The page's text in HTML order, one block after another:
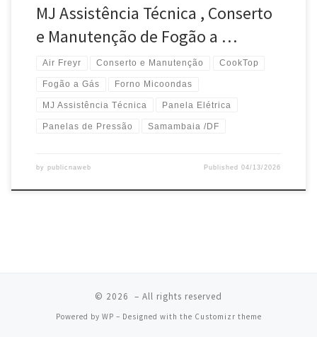
MJ Assistência Técnica , Conserto
e Manutenção de Fogão a …
Air Freyr Conserto e Manutenção CookTop
Fogão a Gás Forno Micoondas
MJ Assistência Técnica Panela Elétrica
Panelas de Pressão Samambaia /DF
by publicnaweb Published04/13/2026
© 2026 – All rights reserved
Powered by WP – Designed with the Customizr theme